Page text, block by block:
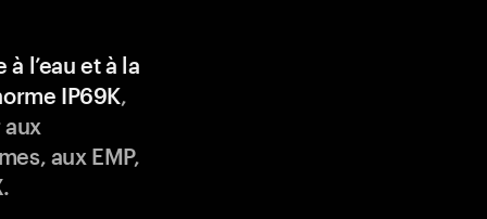
à l’eau et à la
IP69K,
aux EMP,